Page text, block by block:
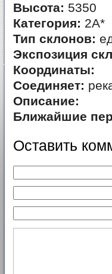
Высота: 5350
Категория: 2А*
Тип склонов:
Экспозиция
Координаты:
Соединяет:
Описание:
Ближайшие
Оставить